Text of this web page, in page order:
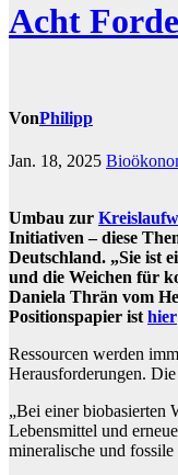
Acht
VonPhilipp
Jan. 18, 2025
Umbau zur
Initiativen – diese
Deutschland. „Sie ist
und die Weichen für
Daniela Thrän vom
Positionspapier ist hier
Ressourcen werden
Herausforderungen.
„Bei einer biobasierten
Lebensmittel und
mineralische und